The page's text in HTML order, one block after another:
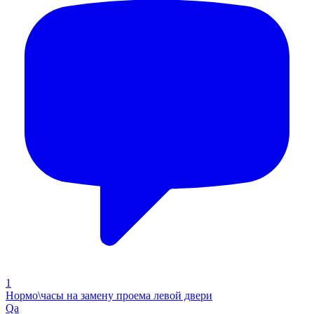
1
Нормо\часы на замену проема левой двери
Qa